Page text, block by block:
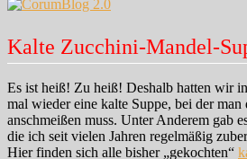
Kalte Zucchini-Mandel-
Es ist heiß! Zu heiß! Deshalb hatten wir
mal wieder eine kalte Suppe, bei der
anschmeißen muss. Unter Anderem gab
die ich seit vielen Jahren regelmäßig
Hier finden sich alle bisher „gekochten“